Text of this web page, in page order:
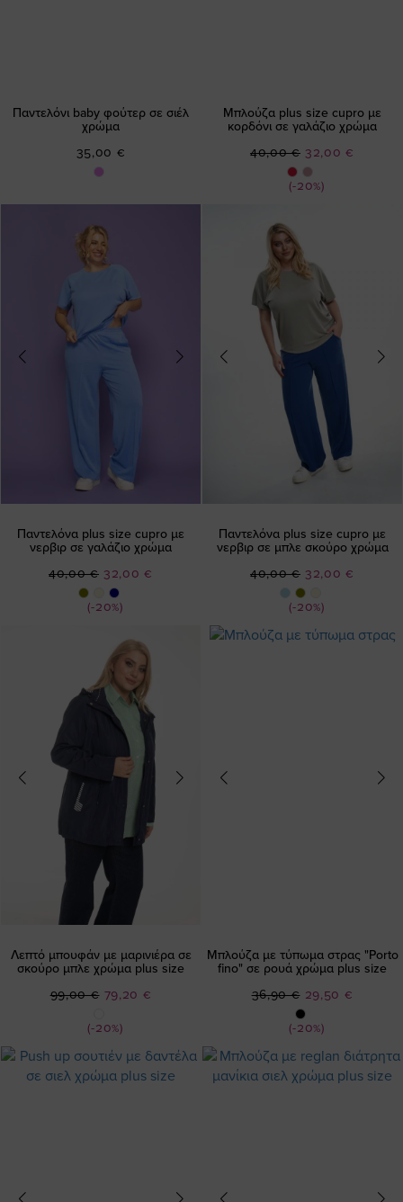
Παντελόνι baby φούτερ σε σιέλ
χρώμα
35,00 €
Μπλούζα plus size cupro με
κορδόνι σε γαλάζιο χρώμα
(-20%)
Ειδική
Τιμή
32,00 €
40,00 €
Παντελόνα plus size cupro με
νερβιρ σε γαλάζιο χρώμα
(-20%)
Ειδική
Τιμή
32,00 €
40,00 €
Παντελόνα plus size cupro με
νερβιρ σε μπλε σκούρο χρώμα
(-20%)
Ειδική
Τιμή
32,00 €
40,00 €
Λεπτό μπουφάν με μαρινιέρα σε
σκούρο μπλε χρώμα plus size
(-20%)
Ειδική
79,20 €
99,00 €
Μπλούζα με τύπωμα στρας "Porto
fino" σε ρουά χρώμα plus size
(-20%)
Ειδική
Τιμή
29,50 €
36,90 €